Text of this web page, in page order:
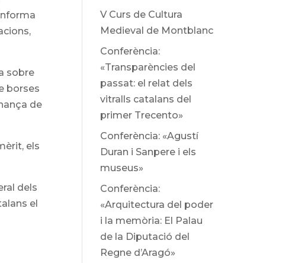
sobre
borses
de
els
dels
el
V Curs de Cultura
Medieval de Montblanc
Conferència:
«Transparències del
passat: el relat dels
vitralls catalans del
primer Trecento»
Conferència: «Agustí
Duran i Sanpere i els
museus»
Conferència:
«Arquitectura del poder
i la memòria: El Palau
de la Diputació del
Regne d’Aragó»